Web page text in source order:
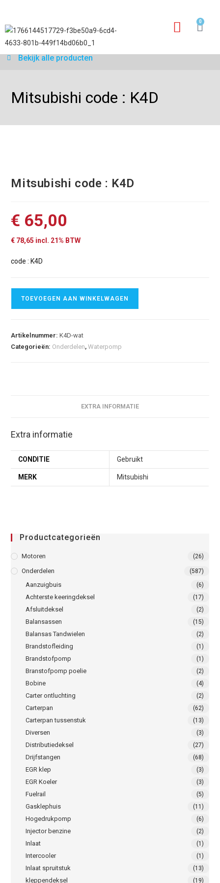
0
Bekijk alle producten
Mitsubishi code : K4D
Mitsubishi code : K4D
€ 65,00
€ 78,65 incl. 21% BTW
code : K4D
TOEVOEGEN AAN WINKELWAGEN
Artikelnummer:K4D-wat
Categorieën: Onderdelen,Waterpomp
EXTRA INFORMATIE
Extra informatie
CONDITIE Gebruikt
MERK Mitsubishi
Productcategorieën
Motoren (26)
Onderdelen (587)
Aanzuigbuis (6)
Achterste keeringdeksel (17)
Afsluitdeksel (2)
Balansassen (15)
Balansas Tandwielen (2)
Brandstofleiding (1)
Brandstofpomp (1)
Branstofpomp poelie (2)
Bobine (4)
Carter ontluchting (2)
Carterpan (62)
Carterpan tussenstuk (13)
Diversen (3)
Distributiedeksel (27)
Drijfstangen (68)
EGR klep (3)
EGR Koeler (3)
Fuelrail (5)
Gasklephuis (11)
Hogedrukpomp (6)
Injector benzine (2)
Inlaat (1)
Intercooler (1)
Inlaat spruitstuk (13)
kleppendeksel (19)